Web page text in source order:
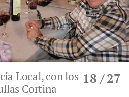
18/ 27
Local, con los
Cortina